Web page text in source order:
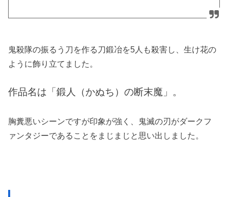
鬼殺隊の振るう刀を作る刀鍛冶を5人も殺害し、生け花の
ように飾り立てました。
作品名は「鍛人（かぬち）の断末魔」。
胸糞悪いシーンですが印象が強く、鬼滅の刃がダークフ
ァンタジーであることをまじまじと思い出しました。